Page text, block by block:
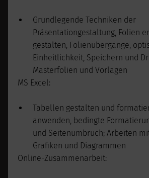
Grundlegende Techniken der
Präsentationgestaltung, Folien
gestalten, Folienübergänge,
Einheitlichkeit, Speichern und
Masterfolien und Vorlagen
MS Excel:
Tabellen gestalten und
anwenden, bedingte
und Seitenumbruch; Arbeiten
Grafiken und Diagrammen
Online-Zusammenarbeit: